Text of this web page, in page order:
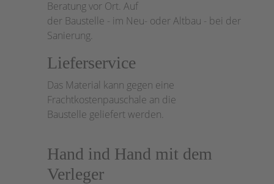
Beratung vor Ort. Auf
der Baustelle - im Neu- oder Altbau - bei der
Sanierung.
Lieferservice
Das Material kann gegen eine
Frachtkostenpauschale an die
Baustelle geliefert werden.
Hand ind Hand mit dem
Verleger